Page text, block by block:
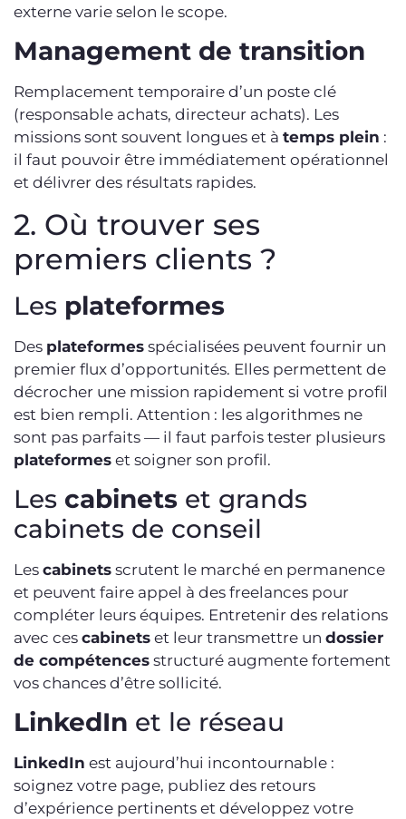
externe varie selon le scope.
Management de transition
Remplacement temporaire d’un poste clé
(responsable achats, directeur achats). Les
missions sont souvent longues et à temps plein :
il faut pouvoir être immédiatement opérationnel
et délivrer des résultats rapides.
2. Où trouver ses
premiers clients ?
Les plateformes
Des plateformes spécialisées peuvent fournir un
premier flux d’opportunités. Elles permettent de
décrocher une mission rapidement si votre profil
est bien rempli. Attention : les algorithmes ne
sont pas parfaits — il faut parfois tester plusieurs
plateformes et soigner son profil.
Les cabinets et grands
cabinets de conseil
Les cabinets scrutent le marché en permanence
et peuvent faire appel à des freelances pour
compléter leurs équipes. Entretenir des relations
avec ces cabinets et leur transmettre un dossier
de compétences structuré augmente fortement
vos chances d’être sollicité.
LinkedIn et le réseau
LinkedIn est aujourd’hui incontournable :
soignez votre page, publiez des retours
d’expérience pertinents et développez votre